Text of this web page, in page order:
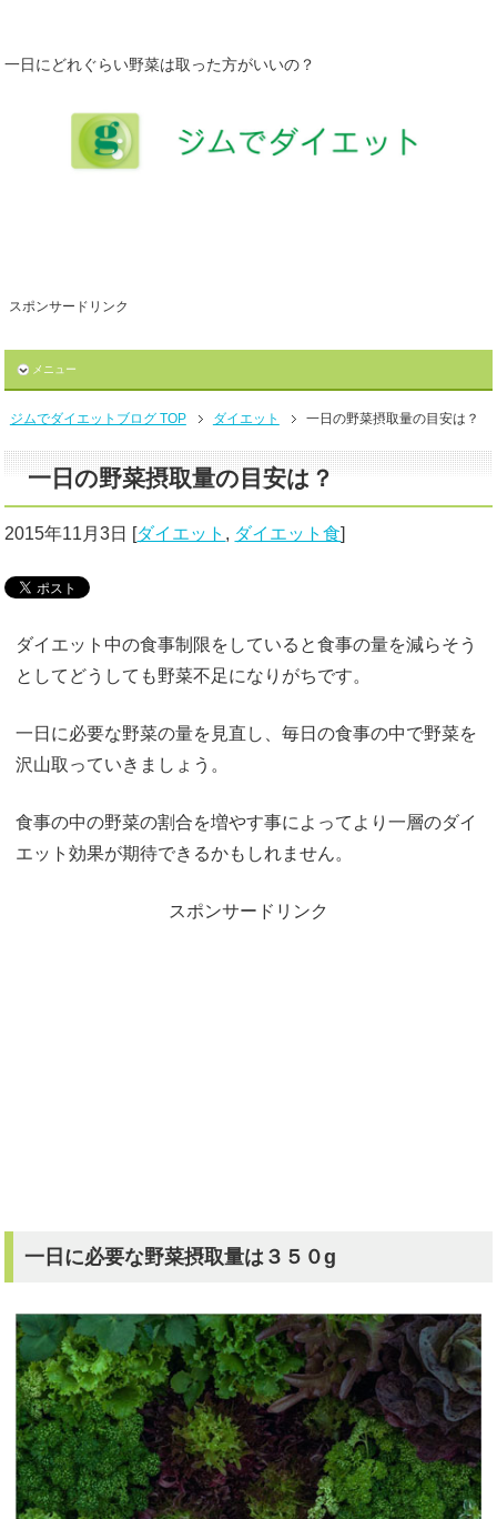
一日にどれぐらい野菜は取った方がいいの？
スポンサードリンク
メニュー
ジムでダイエットブログ TOP ダイエット 一日の野菜摂取量の目安は？
一日の野菜摂取量の目安は？
2015年11月3日 [ダイエット , ダイエット食]
ダイエット中の食事制限をしていると食事の量を減らそう
としてどうしても野菜不足になりがちです。
一日に必要な野菜の量を見直し、毎日の食事の中で野菜を
沢山取っていきましょう。
食事の中の野菜の割合を増やす事によってより一層のダイ
エット効果が期待できるかもしれません。
スポンサードリンク
一日に必要な野菜摂取量は３５０g